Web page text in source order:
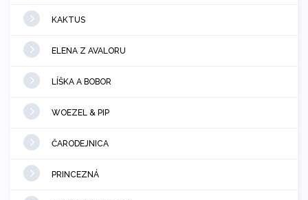
KAKTUS
ELENA Z AVALORU
LÍŠKA A BOBOR
WOEZEL & PIP
ČARODEJNICA
PRINCEZNÁ